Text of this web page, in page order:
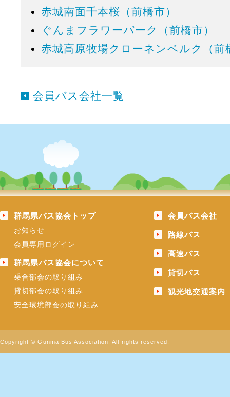
赤城南面千本桜（前橋市）
ぐんまフラワーパーク（前橋市）
赤城高原牧場クローネンベルク（前
会員バス会社一覧
群馬県バス協会トップ
お知らせ
会員専用ログイン
群馬県バス協会について
乗合部会の取り組み
貸切部会の取り組み
安全環境部会の取り組み
会員バス会社
路線バス
高速バス
貸切バス
観光地交通案内
Copyright © Gunma Bus Association. All rights reserved.